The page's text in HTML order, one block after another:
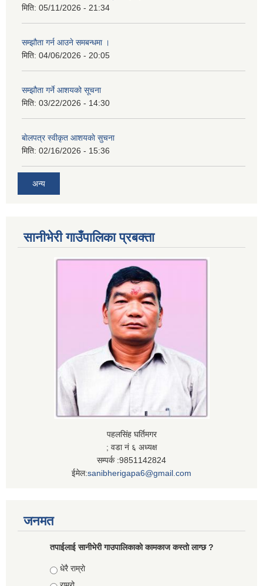
मिति: 05/11/2026 - 21:34
सम्झौता गर्न आउने समबन्धमा ।
मिति: 04/06/2026 - 20:05
सम्झौता गर्ने आशयको सूचना
मिति: 03/22/2026 - 14:30
बाेलपत्र स्वीकृत आशयकाे सुचना
मिति: 02/16/2026 - 15:36
अन्य
सानीभेरी गाउँपालिका प्रबक्ता
पहलसिंह घर्तिमगर
; वडा नं ६ अध्यक्ष
सम्पर्क :9851142824
ईमेल:sanibherigapa6@gmail.com
जनमत
तपाईलाई सानीभेरी गाउपालिकाकाे कामकाज कस्ताे लाग्छ ?
Choices
धेरै राम्राे